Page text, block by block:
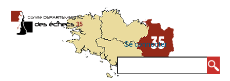
contenu
MENU
DU
COMPTE
DE
Se connecter